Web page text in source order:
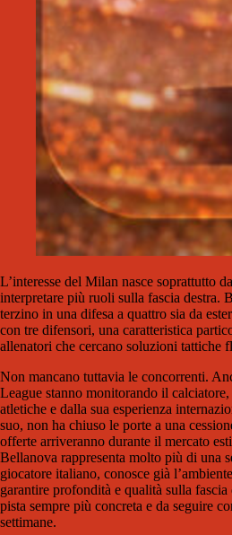
L’interesse del Milan nasce soprattutto
interpretare più ruoli sulla fascia destra.
terzino in una difesa a quattro sia da
con tre difensori, una caratteristica
allenatori che cercano soluzioni tattiche
Non mancano tuttavia le concorrenti.
League stanno monitorando il
atletiche e dalla sua esperienza
suo, non ha chiuso le porte a una
offerte arriveranno durante il mercato
Bellanova rappresenta molto più di una
giocatore italiano, conosce già
garantire profondità e qualità sulla
pista sempre più concreta e da seguire
settimane.